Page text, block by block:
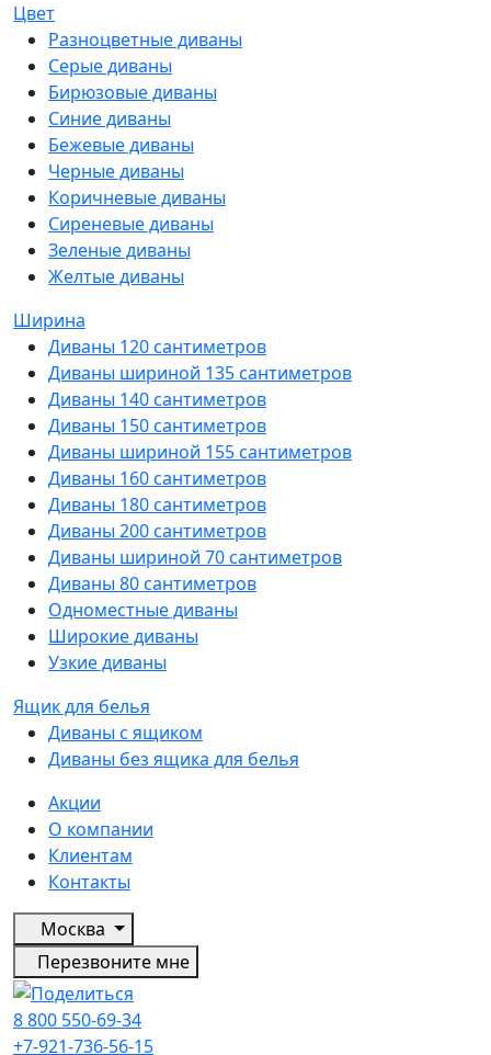
Цвет
Разноцветные диваны
Серые диваны
Бирюзовые диваны
Синие диваны
Бежевые диваны
Черные диваны
Коричневые диваны
Сиреневые диваны
Зеленые диваны
Желтые диваны
Ширина
Диваны 120 сантиметров
Диваны шириной 135 сантиметров
Диваны 140 сантиметров
Диваны 150 сантиметров
Диваны шириной 155 сантиметров
Диваны 160 сантиметров
Диваны 180 сантиметров
Диваны 200 сантиметров
Диваны шириной 70 сантиметров
Диваны 80 сантиметров
Одноместные диваны
Широкие диваны
Узкие диваны
Ящик для белья
Диваны с ящиком
Диваны без ящика для белья
Акции
О компании
Клиентам
Контакты
Москва
Перезвоните мне
8 800 550-69-34
+7-921-736-56-15